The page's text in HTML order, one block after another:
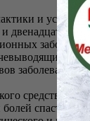
и
утей
заболеваний
средства: